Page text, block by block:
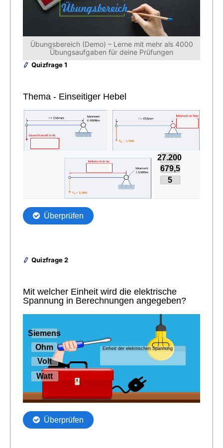
Übungsbereich (Demo) – Lerne mit mehr als 4000
Übungsaufgaben für deine Prüfungen
Quizfrage 1
Quizfrage 2